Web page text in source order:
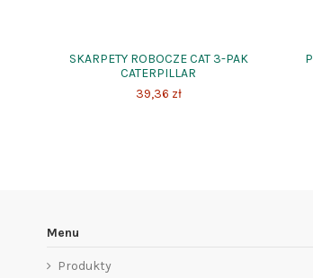
SKARPETY ROBOCZE CAT 3-PAK
CATERPILLAR
39,36 zł
Menu
Produkty